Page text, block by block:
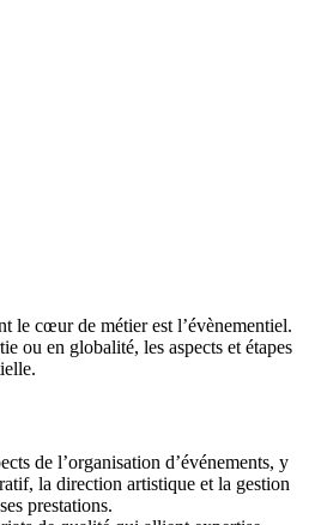
le cœur de métier est l’évènementiel.
ou en globalité, les aspects et étapes
de l’organisation d’événements, y
la direction artistique et la gestion
prestations.